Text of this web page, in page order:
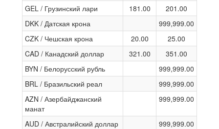
GEL / Грузинский лари
181.00
201.00
DKK / Датская крона
999,999.00
CZK / Чешская крона
20.00
25.00
CAD / Канадский доллар
321.00
351.00
BYN / Белорусский рубль
999,999.00
BRL / Бразильский реал
999,999.00
AZN / Азербайджанский
манат
999,999.00
AUD / Австралийский доллар
999,999.00